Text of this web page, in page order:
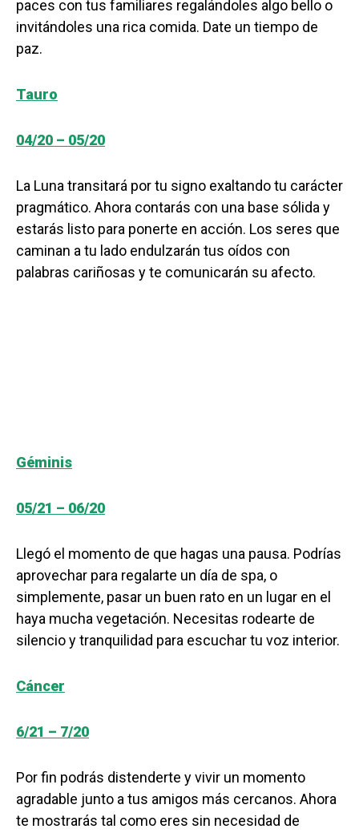
paces con tus familiares regalándoles algo bello o
invitándoles una rica comida. Date un tiempo de
paz.
Tauro
04/20 – 05/20
La Luna transitará por tu signo exaltando tu carácter
pragmático. Ahora contarás con una base sólida y
estarás listo para ponerte en acción. Los seres que
caminan a tu lado endulzarán tus oídos con
palabras cariñosas y te comunicarán su afecto.
Géminis
05/21 – 06/20
Llegó el momento de que hagas una pausa. Podrías
aprovechar para regalarte un día de spa, o
simplemente, pasar un buen rato en un lugar en el
haya mucha vegetación. Necesitas rodearte de
silencio y tranquilidad para escuchar tu voz interior.
Cáncer
6/21 – 7/20
Por fin podrás distenderte y vivir un momento
agradable junto a tus amigos más cercanos. Ahora
te mostrarás tal como eres sin necesidad de